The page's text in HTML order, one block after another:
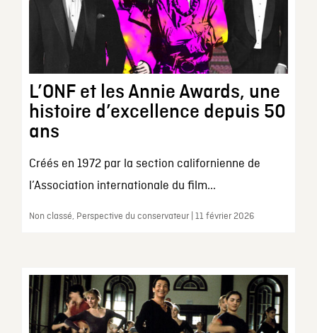
L’ONF et les Annie Awards, une
histoire d’excellence depuis 50
ans
Créés en 1972 par la section californienne de
l’Association internationale du film...
Non classé, Perspective du conservateur | 11 février 2026